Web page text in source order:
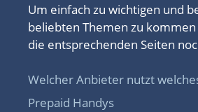
Um einfach zu wichtigen und
beliebten Themen zu
die entsprechenden Seiten
Welcher Anbieter nutzt
Prepaid Handys